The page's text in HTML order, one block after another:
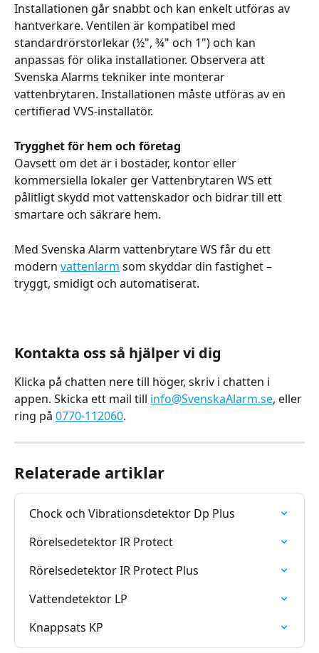
Installationen går snabbt och kan enkelt utföras av
hantverkare. Ventilen är kompatibel med
standardrörstorlekar (½", ¾" och 1") och kan
anpassas för olika installationer. Observera att
Svenska Alarms tekniker inte monterar
vattenbrytaren. Installationen måste utföras av en
certifierad VVS-installatör.
Trygghet för hem och företag
Oavsett om det är i bostäder, kontor eller
kommersiella lokaler ger Vattenbrytaren WS ett
pålitligt skydd mot vattenskador och bidrar till ett
smartare och säkrare hem.
Med Svenska Alarm vattenbrytare WS får du ett
modern vattenlarm som skyddar din fastighet –
tryggt, smidigt och automatiserat.
Kontakta oss så hjälper vi dig
Klicka på chatten nere till höger, skriv i chatten i
appen. Skicka ett mail till info@SvenskaAlarm.se, eller
ring på 0770-112060.
Relaterade artiklar
Chock och Vibrationsdetektor Dp Plus
Rörelsedetektor IR Protect
Rörelsedetektor IR Protect Plus
Vattendetektor LP
Knappsats KP